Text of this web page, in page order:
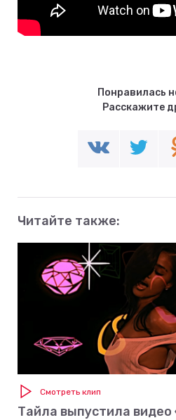
Понравилась
Расскажите
Читайте также:
Смотреть клип
Тайла выпустила видео